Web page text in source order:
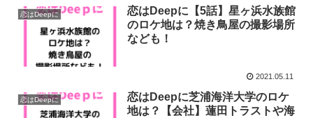
恋はDeepに
恋はDeepに【5話】星ヶ浜水族館
のロケ地は？焼き鳥屋の撮影場所
なども！
2021.05.11
恋はDeepに
恋はDeepに芝浦海洋大学のロケ
地は？【会社】蓮田トラストや海